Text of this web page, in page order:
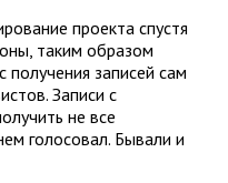
проекта спустя
таким образом
получения записей сам
Записи с
не все
голосовал. Бывали и